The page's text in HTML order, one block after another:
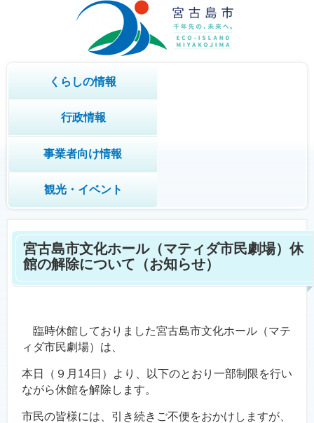
くらしの情報
行政情報
事業者向け情報
観光・イベント
宮古島市文化ホール（マティダ市民劇場）休
館の解除について（お知らせ）
臨時休館しておりました宮古島市文化ホール（マテ
ィダ市民劇場）は、
本日（９月14日）より、以下のとおり一部制限を行い
ながら休館を解除します。
市民の皆様には、引き続きご不便をおかけしますが、